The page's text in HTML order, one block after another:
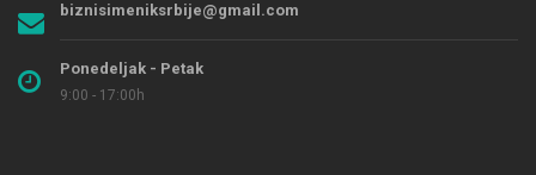
biznisimeniksrbije@gmail.com
Ponedeljak - Petak
9:00 - 17:00h